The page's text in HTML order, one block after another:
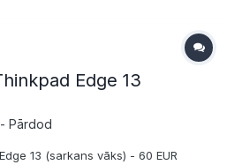
Edge 13
Pārdod
13 (sarkans vāks) - 60 EUR